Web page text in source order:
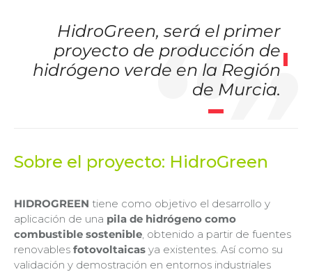
HidroGreen, será el primer
proyecto de producción de
hidrógeno verde en la Región
de Murcia.
Sobre el proyecto: HidroGreen
HIDROGREEN tiene como objetivo el desarrollo y
aplicación de una pila de hidrógeno como
combustible sostenible , obtenido a partir de fuentes
renovables fotovoltaicas ya existentes. Así como su
validación y demostración en entornos industriales